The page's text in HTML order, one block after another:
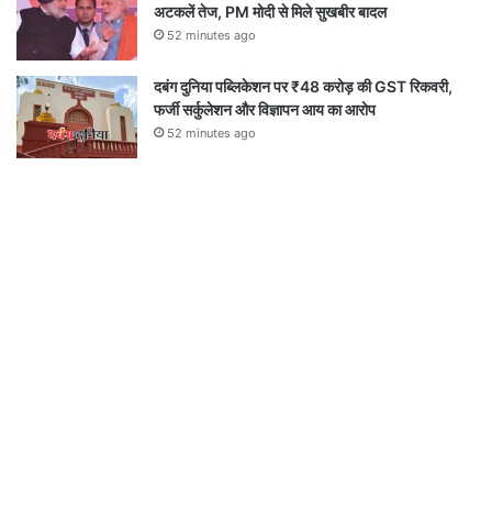
अटकलें तेज, PM मोदी से मिले सुखबीर बादल
52 minutes ago
दबंग दुनिया पब्लिकेशन पर ₹48 करोड़ की GST रिकवरी,
फर्जी सर्कुलेशन और विज्ञापन आय का आरोप
52 minutes ago